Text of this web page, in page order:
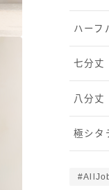
ハーフ
七分丈
八分丈
極シタ